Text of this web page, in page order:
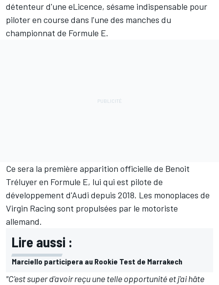
détenteur d'une eLicence, sésame indispensable pour
piloter en course dans l'une des manches du
championnat de Formule E.
Ce sera la première apparition officielle de Benoit
Tréluyeren Formule E, lui qui est pilote de
développement d'Audi depuis 2018. Les monoplaces de
Virgin Racing sont propulsées par le motoriste
allemand.
Lire aussi :
Marciello participera au Rookie Test de Marrakech
"C'est super d'avoir reçu une telle opportunité et j'ai hâte